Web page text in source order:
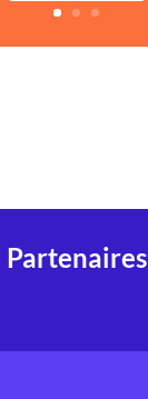
Partenaires